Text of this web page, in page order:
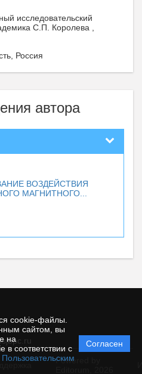
cookie-файлы.
сайтом, вы
на
в соответствии с
Пользовательским
Согласен
исследовательский
С.П. Королева ,
Россия
автора
ВОЗДЕЙСТВИЯ
МАГНИТНОГО...
Powered by